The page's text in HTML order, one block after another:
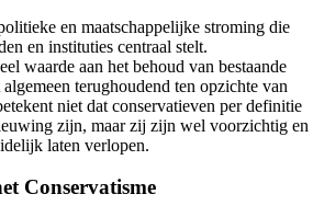
en maatschappelijke stroming die
en instituties centraal stelt.
waarde aan het behoud van bestaande
terughoudend ten opzichte van
niet dat conservatieven per definitie
zijn, maar zij zijn wel voorzichtig en
laten verlopen.
Conservatisme